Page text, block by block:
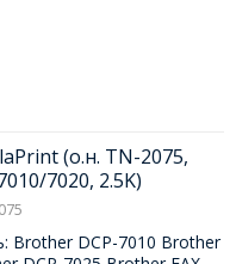
(о.н. TN-2075,
7020, 2.5K)
Brother DCP-7010 Brother